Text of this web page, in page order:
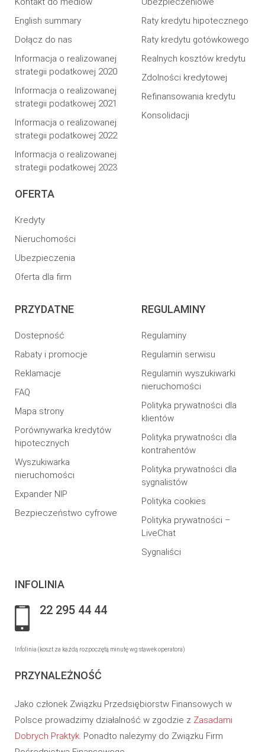
English summary
Dołącz do nas
Informacja o realizowanej
strategii podatkowej 2020
Informacja o realizowanej
strategii podatkowej 2021
Informacja o realizowanej
strategii podatkowej 2022
Informacja o realizowanej
strategii podatkowej 2023
OFERTA
Kredyty
Nieruchomości
Ubezpieczenia
Oferta dla firm
Raty kredytu hipotecznego
Raty kredytu gotówkowego
Realnych kosztów kredytu
Zdolności kredytowej
Refinansowania kredytu
Konsolidacji
PRZYDATNE
Dostepność
Rabaty i promocje
Reklamacje
FAQ
Mapa strony
Porównywarka kredytów
hipotecznych
Wyszukiwarka
nieruchomości
Expander NIP
Bezpieczeństwo cyfrowe
REGULAMINY
Regulaminy
Regulamin serwisu
Regulamin wyszukiwarki
nieruchomości
Polityka prywatności dla
klientów
Polityka prywatności dla
kontrahentów
Polityka prywatności dla
sygnalistów
Polityka cookies
Polityka prywatności –
LiveChat
Sygnaliści
INFOLINIA
22 295 44 44
Infolinia (koszt za każdą rozpoczętą minutę wg stawek operatora)
PRZYNALEŻNOŚĆ
Jako członek Związku Przedsiębiorstw Finansowych w
Polsce prowadzimy działalność w zgodzie z Zasadami
Dobrych Praktyk. Ponadto należymy do Związku Firm